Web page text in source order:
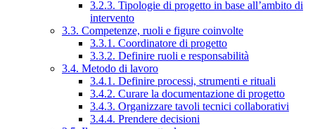
3.2.3. Tipologie di progetto in base all’ambito di
intervento
3.3. Competenze, ruoli e figure coinvolte
3.3.1. Coordinatore di progetto
3.3.2. Definire ruoli e responsabilità
3.4. Metodo di lavoro
3.4.1. Definire processi, strumenti e rituali
3.4.2. Curare la documentazione di progetto
3.4.3. Organizzare tavoli tecnici collaborativi
3.4.4. Prendere decisioni